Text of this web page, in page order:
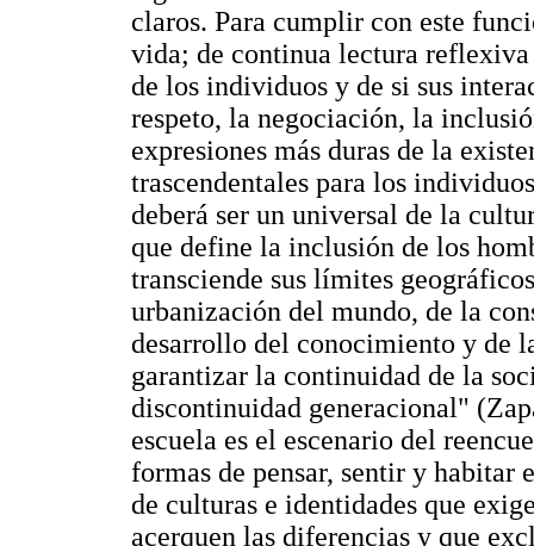
claros. Para cumplir con este
vida; de continua lectura reflexiva
de los individuos y de si sus
respeto, la negociación, la
expresiones más duras de la
trascendentales para los
deberá ser un universal de la
que define la inclusión de los
transciende sus límites
urbanización del mundo, de la
desarrollo del conocimiento y de
garantizar la continuidad de la
discontinuidad generacional"
escuela es el escenario del
formas de pensar, sentir y habitar
de culturas e identidades que
acerquen las diferencias y que